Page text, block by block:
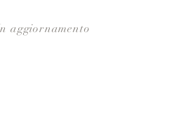
aggiornamento